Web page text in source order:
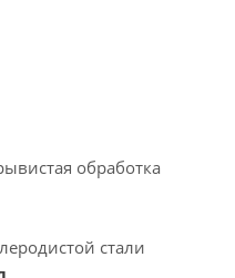
обработка
стали